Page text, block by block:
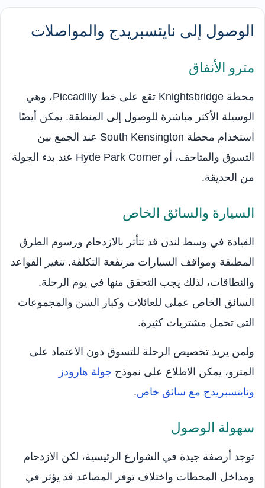
الوصول إلى نايتسبريدج والمواصلات
مترو الأنفاق
محطة Knightsbridge تقع على خط Piccadilly، وهي
الوسيلة الأكثر مباشرة للوصول إلى المنطقة. يمكن أيضًا
استخدام محطة South Kensington عند الجمع بين
التسوق والمتاحف، أو Hyde Park Corner عند بدء الجولة
من الحديقة.
السيارة والسائق الخاص
القيادة في وسط لندن قد تتأثر بالازدحام ورسوم الطرق
المطبقة ومواقف السيارات مرتفعة التكلفة. تتغير القواعد
والنطاقات، لذلك يجب التحقق منها في يوم الرحلة.
السائق الخاص عملي للعائلات وكبار السن والمجموعات
التي تحمل مشتريات كثيرة.
ولمن يريد تخصيص الرحلة للتسوق دون الاعتماد على
المترو، يمكن الاطلاع على نموذج جولة هارودز
ونايتسبريدج مع سائق خاص.
سهولة الوصول
توجد أرصفة جيدة في الشوارع الرئيسية، لكن الازدحام
ومداخل المحطات واختلاف توفر المصاعد قد يؤثر في